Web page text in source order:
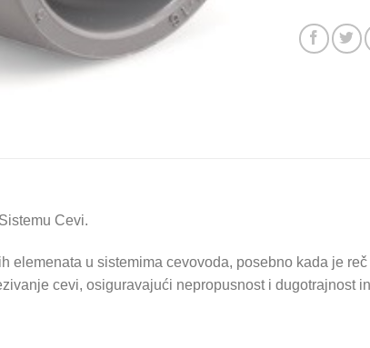
Cevi.
elemenata u sistemima cevovoda, posebno kada je
cevi, osiguravajući nepropusnost i dugotrajnost